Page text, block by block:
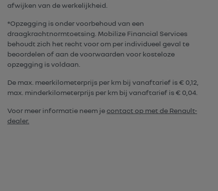
afwijken van de werkelijkheid.
*Opzegging is onder voorbehoud van een
draagkrachtnormtoetsing. Mobilize Financial Services
behoudt zich het recht voor om per individueel geval te
beoordelen of aan de voorwaarden voor kosteloze
opzegging is voldaan.
De max. meerkilometerprijs per km bij vanaftarief is € 0,12,
max. minderkilometerprijs per km bij vanaftarief is € 0,04.
Voor meer informatie neem jecontact op met de Renault-
dealer.